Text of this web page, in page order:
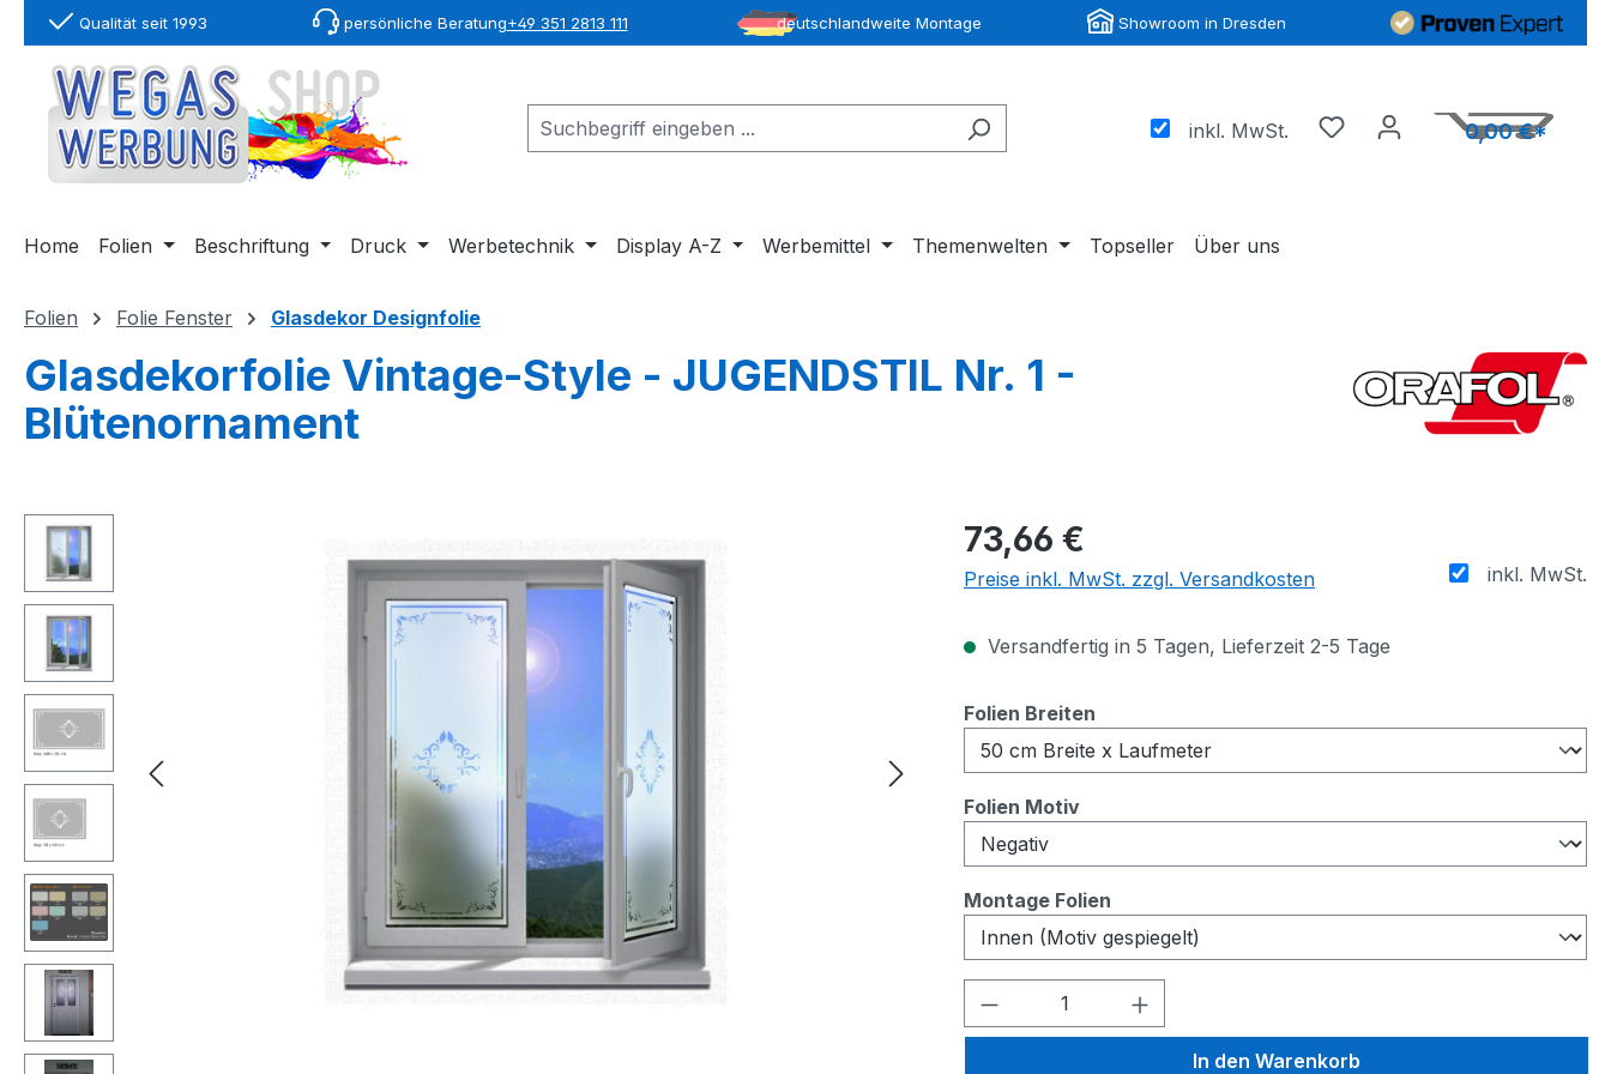
Zur Hauptnavigation springen
Qualität seit 1993 persönliche Beratung+49 351 2813 111 deutschlandweite Montage Showroom in Dresden
inkl. MwSt. 0,00 €*
Home Folien Beschriftung Druck Werbetechnik Display A-Z Werbemittel Themenwelten Topseller Über uns
Folien Folie Fenster Glasdekor Designfolie
Glasdekorfolie Vintage-Style - JUGENDSTIL Nr. 1 -
Blütenornament
Bildergalerie überspringen 73,66 €
inkl. MwSt.
Preise inkl. MwSt. zzgl. Versandkosten
Versandfertig in 5 Tagen, Lieferzeit 2-5 Tage
Folien Breiten
Folien Motivauswählen
Montage Folien
Produkt Anzahl: Gib den gewünschten Wert
In den Warenkorb